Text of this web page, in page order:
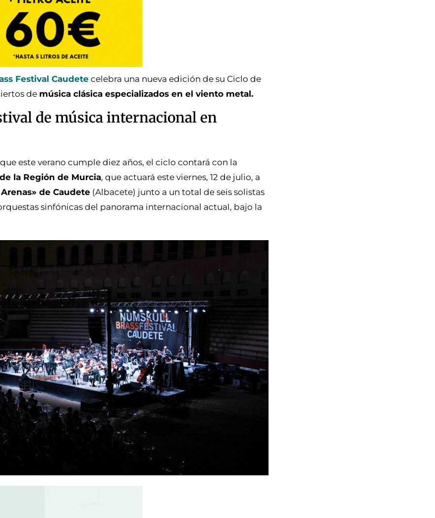
Festival Caudetecelebra una nueva edición de su Ciclo de
de música clásica especializados en el viento metal.
de música internacional en
este verano cumple diez años, el ciclo contará con la
la Región de Murcia, que actuará este viernes, 12 de julio, a
Arenas» de Caudete (Albacete) junto a un total de seis solistas
sinfónicas del panorama internacional actual, bajo la